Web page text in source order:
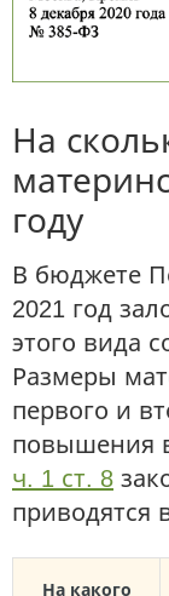
На
году
В бюджете
2021 год
этого вида
Размеры
первого и
повышения в
ч. 1 ст. 8
приводятся
На какого